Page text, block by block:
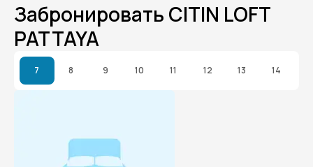
Забронировать CITIN LOFT
PATTAYA
7 8 9 10 11 12 13 14